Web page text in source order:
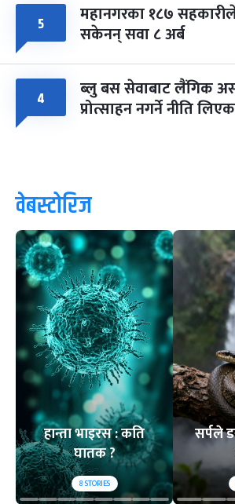
५ महानगरका १८७ सहकारीले
सकेनन् सवा ८ अर्ब
४ ब्लु बस सेवाबाट लैंगिक
प्रोत्साहन नगर्ने नीति
वेबस्टोरिज
हान्ता भाइरस : कति
घातक ?
8STORIES
सर्पले